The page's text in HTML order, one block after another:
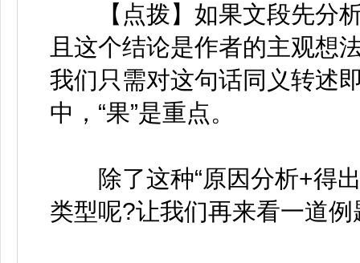
【点拨】如果文段先分析
且这个结论是作者的主观想
我们只需对这句话同义转述
中，“果”是重点。
除了这种“原因分析+得出
类型呢?让我们再来看一道例